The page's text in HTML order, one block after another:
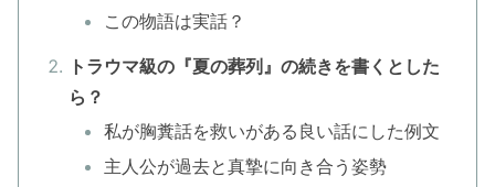
この物語は実話？
トラウマ級の『夏の葬列』の続きを書くとした
ら？
私が胸糞話を救いがある良い話にした例文
主人公が過去と真摯に向き合う姿勢